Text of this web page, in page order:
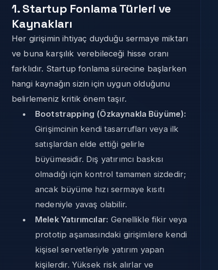
1. Startup Fonlama Türleri ve
Kaynakları
Her girişimin ihtiyaç duyduğu sermaye miktarı
ve buna karşılık verebileceği hisse oranı
farklıdır. Startup fonlama sürecine başlarken
hangi kaynağın sizin için uygun olduğunu
belirlemeniz kritik önem taşır.
Bootstrapping (Özkaynakla Büyüme):
Girişimcinin kendi tasarrufları veya ilk
satışlardan elde ettiği gelirle
büyümesidir. Dış yatırımcı baskısı
olmadığı için kontrol tamamen sizdedir;
ancak büyüme hızı sermaye kısıtı
nedeniyle yavaş olabilir.
Melek Yatırımcılar: Genellikle fikir veya
prototip aşamasındaki girişimlere kendi
kişisel servetleriyle yatırım yapan
kişilerdir. Yüksek risk alırlar ve